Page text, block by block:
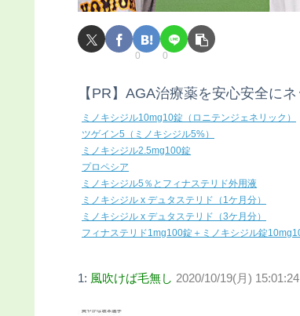
0 0
【PR】AGA治療薬を安心安全に
ミノキシジル10mg10錠（ロニテンジェネリック）
ツゲイン5（ミノキシジル5%）
ミノキシジル2.5mg100錠
プロペシア
ミノキシジル5％とフィナステリド外用液
ミノキシジル x デュタステリド（1ケ月分）
ミノキシジル x デュタステリド（3ケ月分）
フィナステリド1mg100錠＋ミノキシジル錠
1: 風吹けば毛無し 2020/10/19(月)